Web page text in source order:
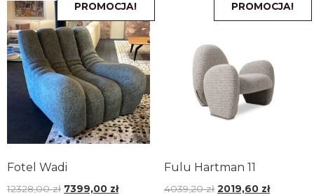
PROMOCJA!
Fotel Wadi
12328,00zł 7399,00 zł
PROMOCJA!
Fulu Hartman 11
4039,20zł 2019,60 zł